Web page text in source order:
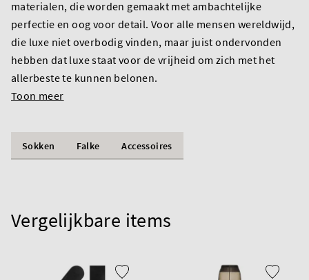
materialen, die worden gemaakt met ambachtelijke
perfectie en oog voor detail. Voor alle mensen wereldwijd,
die luxe niet overbodig vinden, maar juist ondervonden
hebben dat luxe staat voor de vrijheid om zich met het
allerbeste te kunnen belonen.
Toon meer
Sokken Falke Accessoires
Vergelijkbare items